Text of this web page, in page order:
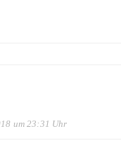
um 23:31 Uhr